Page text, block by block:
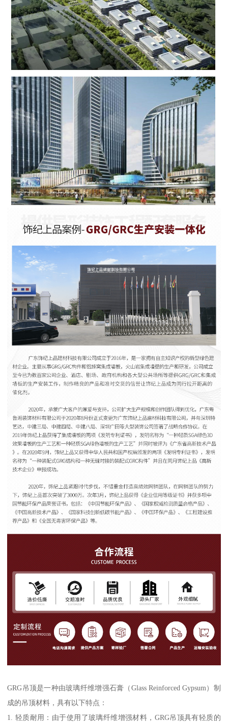
GRG吊顶是一种由玻璃纤维增强石膏（Glass Reinforced Gypsum）制
成的吊顶材料，具有以下特点：
1. 轻质耐用：由于使用了玻璃纤维增强材料，GRG吊顶具有轻质的